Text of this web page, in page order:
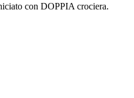
con DOPPIA crociera.